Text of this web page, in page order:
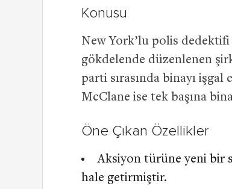
Konusu
New York’lu polis dedektifi
gökdelende düzenlenen
parti sırasında binayı
McClane ise tek başına
Öne Çıkan Özellikler
Aksiyon türüne yeni bir
hale getirmiştir.